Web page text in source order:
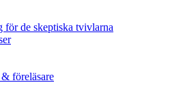
för de skeptiska tvivlarna
föreläsare